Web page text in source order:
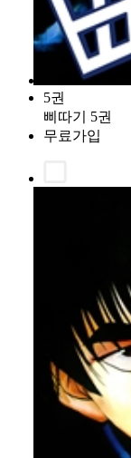
5권
삐따기 5권
무료가입